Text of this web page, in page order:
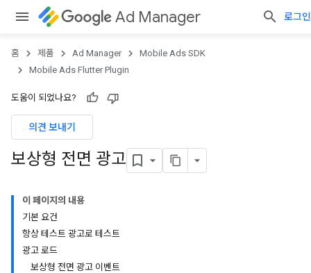
Ad Manager 로그인
홈 제품 Ad Manager
Mobile Ads SDK
Mobile Ads Flutter Plugin
도움이 되었나요?
의견 보내기
보상형 전면 광고
이 페이지의 내용
기본 요건
항상 테스트 광고로 테스트
광고 로드
보상형 전면 광고 이벤트